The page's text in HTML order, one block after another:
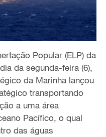
Popular (ELP) da
da segunda-feira (6),
da Marinha lançou
transportando
a uma área
Pacífico, o qual
das águas